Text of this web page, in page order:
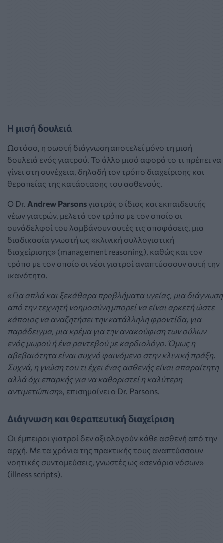
Η μισή δουλειά
Ωστόσο, η σωστή διάγνωση αποτελεί μόνο τη μισή
δουλειά ενός γιατρού. Το άλλο μισό αφορά το τι πρέπει να
γίνει στη συνέχεια, δηλαδή τον τρόπο διαχείρισης και
θεραπείας της κατάστασης του ασθενούς.
Ο Dr. Andrew Parsonsγιατρός ο ίδιος και εκπαιδευτής
νέων γιατρών, μελετά τον τρόπο με τον οποίο οι
συνάδελφοί του λαμβάνουν αυτές τις αποφάσεις, μια
διαδικασία γνωστή ως «κλινική συλλογιστική
διαχείρισης» (management reasoning), καθώς και τον
τρόπο με τον οποίο οι νέοι γιατροί αναπτύσσουν αυτή την
ικανότητα.
«Για απλά και ξεκάθαρα προβλήματα υγείας, μια διάγνωση
από την τεχνητή νοημοσύνη μπορεί να είναι αρκετή ώστε
κάποιος να αναζητήσει την κατάλληλη φροντίδα, για
παράδειγμα, μια κρέμα για την ανακούφιση των ούλων
ενός μωρού ή ένα ραντεβού με καρδιολόγο. Όμως η
αβεβαιότητα είναι συχνό φαινόμενο στην κλινική πράξη.
Συχνά, η γνώση του τι έχει ένας ασθενής είναι απαραίτητη
αλλά όχι επαρκής για να καθοριστεί η καλύτερη
αντιμετώπιση», επισημαίνει ο Dr. Parsons.
Διάγνωση και θεραπευτική διαχείριση
Οι έμπειροι γιατροί δεν αξιολογούν κάθε ασθενή από την
αρχή. Με τα χρόνια της πρακτικής τους αναπτύσσουν
νοητικές συντομεύσεις, γνωστές ως «σενάρια νόσων»
(illness scripts).